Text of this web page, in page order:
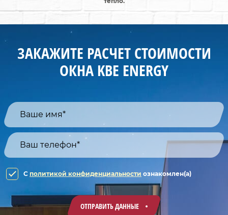
ЗАКАЖИТЕ РАСЧЕТ СТОИМОСТИ
ОКНА KBE ENERGY
C политикой конфиденциальности ознакомлен(а)
ОТПРАВИТЬ ДАННЫЕ